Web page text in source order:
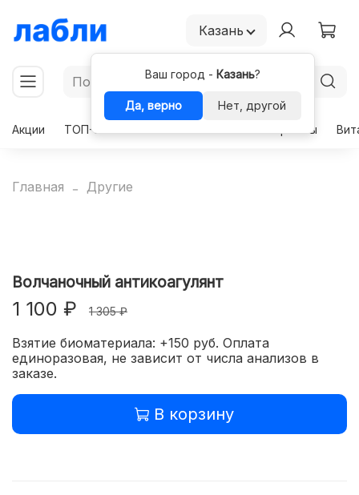
Казань
Ваш город - Казань?
Да, верно
Нет, другой
Акции
ТОП-50 Гормоны
Главная Другие
Волчаночный антикоагулянт
1 100 ₽ 1 305 ₽
Взятие биоматериала: +150 руб. Оплата
единоразовая, не зависит от числа анализов в
заказе.
В корзину